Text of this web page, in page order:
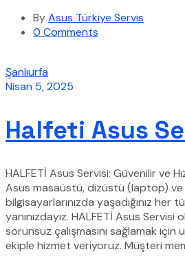
ByAsus Türkiye Servis
0 Comments
Şanlıurfa
Nisan 5, 2025
Halfeti Asus
HALFETİ Asus Servisi: Güvenilir ve
Asus masaüstü, dizüstü (laptop)
bilgisayarlarınızda yaşadığınız
yanınızdayız. HALFETİ Asus Servisi
sorunsuz çalışmasını sağlamak
ekiple hizmet veriyoruz. Müşteri